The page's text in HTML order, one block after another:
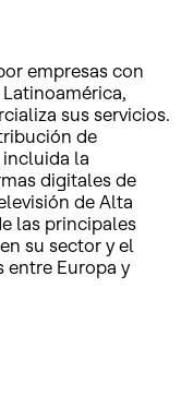
empresas con
sus servicios.
de
la
digitales de
de Alta
las principales
su sector y el
entre Europa y